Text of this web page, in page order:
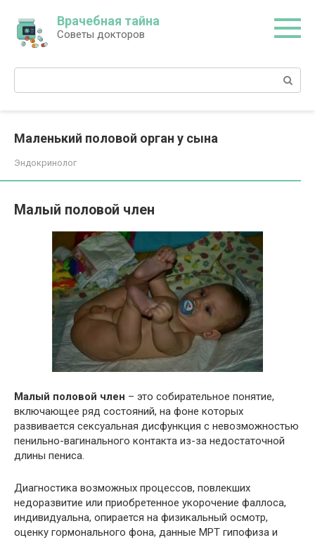
контенту
Врачебная тайна
Советы докторов
Поиск:
Маленький половой орган у сына
Эндокринолог
Малый половой член
Малый половой член – это собирательное понятие,
включающее ряд состояний, на фоне которых
развивается сексуальная дисфункция с невозможностью
пенильно-вагинального контакта из-за недостаточной
длины пениса.
Диагностика возможных процессов, повлекших
недоразвитие или приобретенное укорочение фаллоса,
индивидуальна, опирается на физикальный осмотр,
оценку гормонального фона, данные МРТ гипофиза и